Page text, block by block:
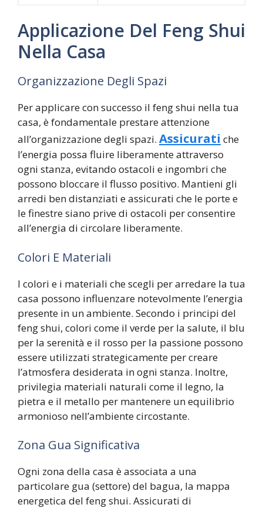
Applicazione Del Feng Shui
Nella Casa
Organizzazione Degli Spazi
Per applicare con successo il feng shui nella tua
casa, è fondamentale prestare attenzione
all’organizzazione degli spazi. Assicurati che
l’energia possa fluire liberamente attraverso
ogni stanza, evitando ostacoli e ingombri che
possono bloccare il flusso positivo. Mantieni gli
arredi ben distanziati e assicurati che le porte e
le finestre siano prive di ostacoli per consentire
all’energia di circolare liberamente.
Colori E Materiali
I colori e i materiali che scegli per arredare la tua
casa possono influenzare notevolmente l’energia
presente in un ambiente. Secondo i principi del
feng shui, colori come il verde per la salute, il blu
per la serenità e il rosso per la passione possono
essere utilizzati strategicamente per creare
l’atmosfera desiderata in ogni stanza. Inoltre,
privilegia materiali naturali come il legno, la
pietra e il metallo per mantenere un equilibrio
armonioso nell’ambiente circostante.
Zona Gua Significativa
Ogni zona della casa è associata a una
particolare gua (settore) del bagua, la mappa
energetica del feng shui. Assicurati di